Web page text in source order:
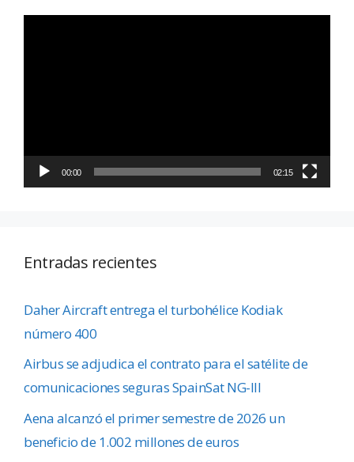
00:00 02:15
Entradas recientes
Daher Aircraft entrega el turbohélice Kodiak
número 400
Airbus se adjudica el contrato para el satélite de
comunicaciones seguras SpainSat NG-III
Aena alcanzó el primer semestre de 2026 un
beneficio de 1.002 millones de euros